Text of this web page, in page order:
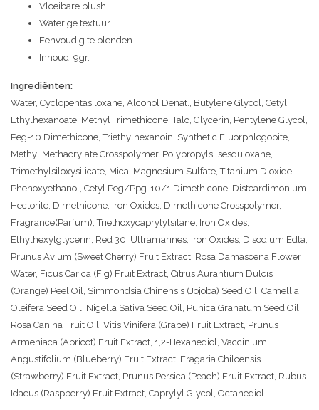
Vloeibare blush
Waterige textuur
Eenvoudig te blenden
Inhoud: 9gr.
Ingrediënten:
Water, Cyclopentasiloxane, Alcohol Denat., Butylene Glycol, Cetyl
Ethylhexanoate, Methyl Trimethicone, Talc, Glycerin, Pentylene Glycol,
Peg-10 Dimethicone, Triethylhexanoin, Synthetic Fluorphlogopite,
Methyl Methacrylate Crosspolymer, Polypropylsilsesquioxane,
Trimethylsiloxysilicate, Mica, Magnesium Sulfate, Titanium Dioxide,
Phenoxyethanol, Cetyl Peg/Ppg-10/1 Dimethicone, Disteardimonium
Hectorite, Dimethicone, Iron Oxides, Dimethicone Crosspolymer,
Fragrance(Parfum), Triethoxycaprylylsilane, Iron Oxides,
Ethylhexylglycerin, Red 30, Ultramarines, Iron Oxides, Disodium Edta,
Prunus Avium (Sweet Cherry) Fruit Extract, Rosa Damascena Flower
Water, Ficus Carica (Fig) Fruit Extract, Citrus Aurantium Dulcis
(Orange) Peel Oil, Simmondsia Chinensis (Jojoba) Seed Oil, Camellia
Oleifera Seed Oil, Nigella Sativa Seed Oil, Punica Granatum Seed Oil,
Rosa Canina Fruit Oil, Vitis Vinifera (Grape) Fruit Extract, Prunus
Armeniaca (Apricot) Fruit Extract, 1,2-Hexanediol, Vaccinium
Angustifolium (Blueberry) Fruit Extract, Fragaria Chiloensis
(Strawberry) Fruit Extract, Prunus Persica (Peach) Fruit Extract, Rubus
Idaeus (Raspberry) Fruit Extract, Caprylyl Glycol, Octanediol